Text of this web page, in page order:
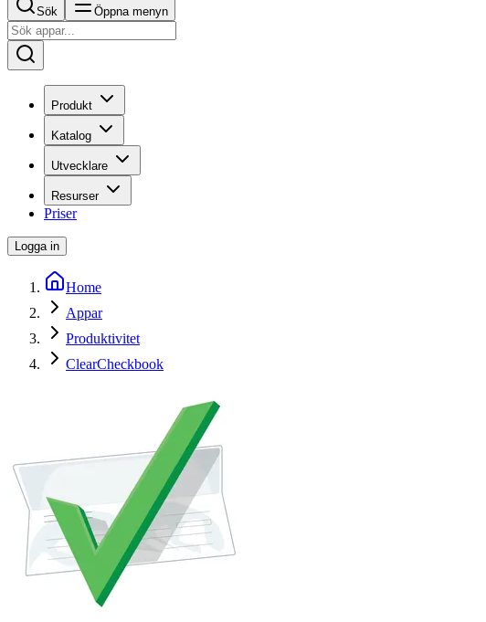
Sök Öppna menyn
Produkt
Katalog
Utvecklare
Resurser
Priser
Logga in
Home
Appar
Produktivitet
ClearCheckbook